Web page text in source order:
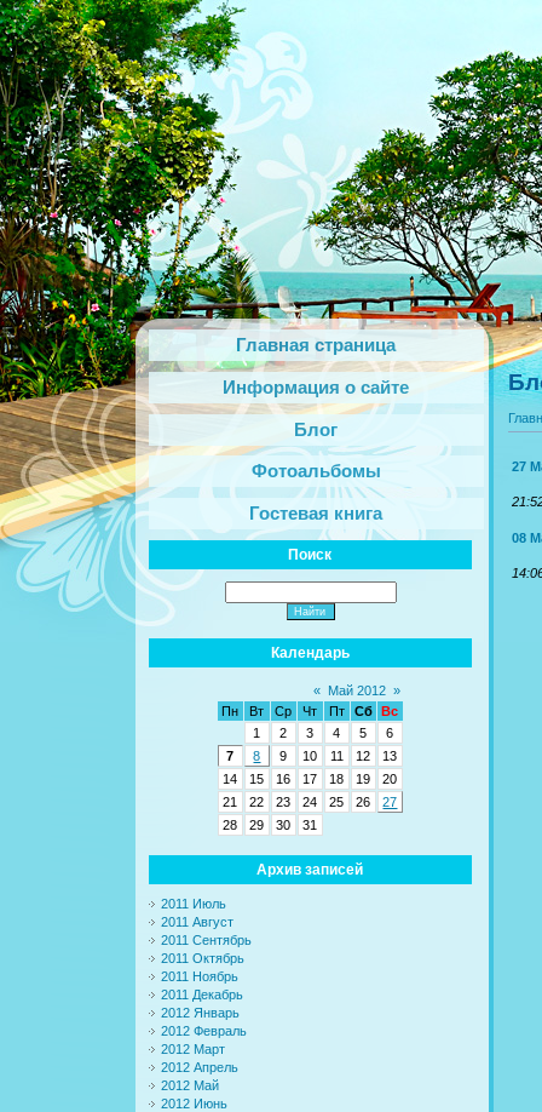
Главная страница
Информация о сайте
Блог
Фотоальбомы
Гостевая книга
Поиск
Календарь
« Май 2012 »
Пн
Вт Ср Чт Пт Сб
Вс
1
2 3 4 5
6
7
8 9 10 11 12
13
14
15 16 17 18 19
20
21
22 23 24 25 26
27
28
29 30 31
Архив записей
2011 Июль
2011 Август
2011 Сентябрь
2011 Октябрь
2011 Ноябрь
2011 Декабрь
2012 Январь
2012 Февраль
2012 Март
2012 Апрель
2012 Май
2012 Июнь
27
08